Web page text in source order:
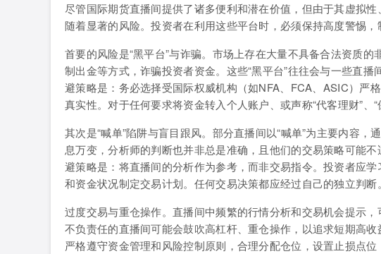
尽管国际期货直播间提供了诸多便利和潜在价值，但由于其虚拟
随着显著的风险。投资者在利用这些平台时，必须保持高度警惕，
首要的风险是“黑平台”与诈骗。市场上存在大量不具备合法资质
制出金等方式，诈骗投资者资金。这些“黑平台”往往会与一些直
避策略是：务必选择受国际权威机构（如NFA、FCA、ASIC）严
真实性。对于任何要求将资金转入个人账户、或声称“代客理财”、
其次是“喊单”陷阱与盲目跟风。部分直播间以“喊单”为主要内容
息万变，分析师的判断也并非总是准确，且他们的交易策略可能
避策略是：将直播间的分析作为参考，而非交易指令。投资者应
和资金状况制定交易计划。任何交易决策都应经过自己的独立判断。
过度交易与重仓操作。直播间中频繁的行情分析和交易机会提示
不负责任的直播间可能会鼓吹高杠杆、重仓操作，以追求短期高
严格遵守资金管理和风险控制原则，合理分配仓位，设置止损点